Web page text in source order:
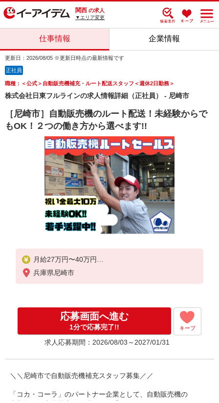
関西 の求人
▼エリア変更
仕事情報 企業情報
更新日：2026/08/05 ※更新日時点の最新情報です
正社員
職種：＜公式＞自動販売機補充・ルート配送スタッフ＜週休2日勤務＞
株式会社日東フルラインの求人情報詳細（正社員） - 尼崎市
［尼崎市］自動販売機のルート配送！未経験からで
もOK！２つの働き方から選べます!!
月給27万円〜40万円
※経験・能力による
☆入社後は業績によって加算可能
兵庫県尼崎市
応募画面へ進む
1分で応募完了!! キープ
求人応募期間：2026/08/03～2027/01/31
＼＼尼崎市で自動販売機補充スタッフ募集／／
「コカ・コーラ」のパートナー企業として、自動販売機の